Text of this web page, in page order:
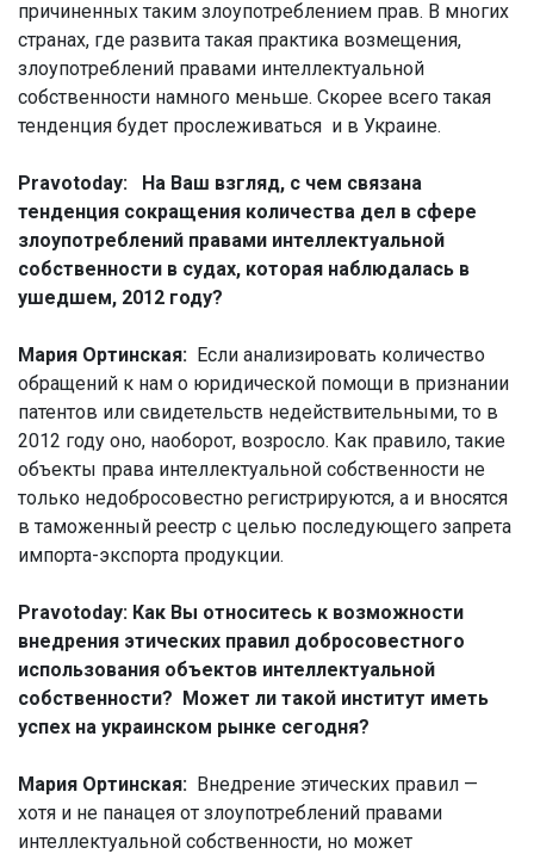
причиненных таким злоупотреблением прав. В многих
странах, где развита такая практика возмещения,
злоупотреблений правами интеллектуальной
собственности намного меньше. Скорее всего такая
тенденция будет прослеживаться и в Украине.
Pravotoday: На Ваш взгляд, с чем связана
тенденция сокращения количества дел в сфере
злоупотреблений правами интеллектуальной
собственности в судах, которая наблюдалась в
ушедшем, 2012 году?
Мария Ортинская: Если анализировать количество
обращений к нам о юридической помощи в признании
патентов или свидетельств недействительными, то в
2012 году оно, наоборот, возросло. Как правило, такие
объекты права интеллектуальной собственности не
только недобросовестно регистрируются, а и вносятся
в таможенный реестр с целью последующего запрета
импорта-экспорта продукции.
Pravotoday: Как Вы относитесь к возможности
внедрения этических правил добросовестного
использования объектов интеллектуальной
собственности? Может ли такой институт иметь
успех на украинском рынке сегодня?
Мария Ортинская: Внедрение этических правил —
хотя и не панацея от злоупотреблений правами
интеллектуальной собственности, но может